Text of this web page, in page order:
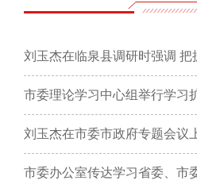
市委办公室传达学习省委、市